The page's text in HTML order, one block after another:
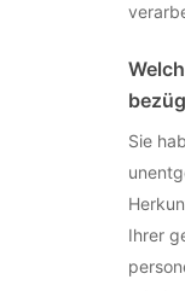
Sie
Ihrer